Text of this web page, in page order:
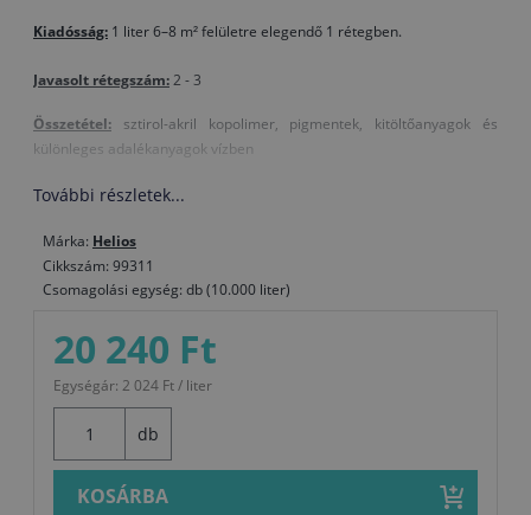
Kiadósság: 1 liter 6–8 m² felületre elegendő 1 rétegben.
Javasolt rétegszám:2 - 3
Összetétel: sztirol-akril kopolimer, pigmentek, kitöltőanyagok és
különleges adalékanyagok vízben
Szín:Fehér
Színezés:
- vízalapú festékekhez használható színezőanyagokkal (3–5%) és
színezésre alkalmas diszperziós festékekkel lehetséges
Használat előtt keverje fel
Hígítás vízzel 5–10 %
Felhordás hengerrel, ecsettel vagy szórással
Szerszámok tisztítása vízzel
Száradási idő az egyes rétegek között: 6–10 óra
További részletek...
Márka: Helios
Cikkszám: 99311
Csomagolási egység: db (10.000 liter)
20 240 Ft
Egységár: 2 024 Ft / liter
db
KOSÁRBA